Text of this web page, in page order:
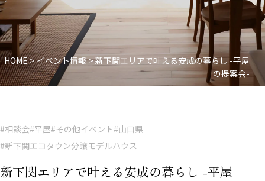
HOME>イベント情報>新下関エリアで叶える安成の暮らし -平屋
の提案会-
#相談会#平屋#その他イベント#山口県
#新下関エコタウン分譲モデルハウス
新下関エリアで叶える安成の暮らし -平屋